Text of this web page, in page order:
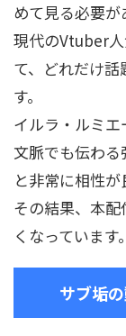
めて見る必要が
現代のVtuber
て、どれだけ
す。
イルラ・ルミ
文脈でも伝わ
と非常に相性が
その結果、本
くなっています。
サブ垢